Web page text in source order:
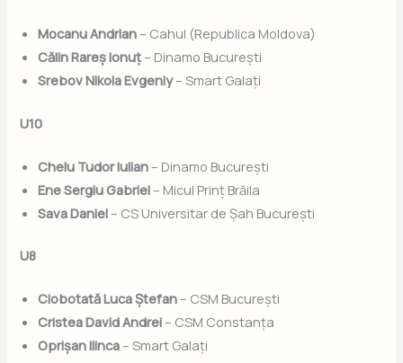
Mocanu Andrian – Cahul (Republica Moldova)
Călin Rareș Ionuț – Dinamo București
Srebov Nikola Evgeniy– Smart Galați
U10
Chelu Tudor Iulian – Dinamo București
Ene Sergiu Gabriel – Micul Prinț Brăila
Sava Daniel – CS Universitar de Șah București
U8
Ciobotată Luca Ștefan – CSM București
Cristea David Andrei – CSM Constanța
Oprișan Ilinca – Smart Galați